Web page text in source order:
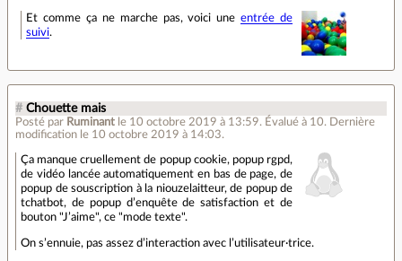
Et comme ça ne marche pas, voici uneentrée de
suivi.
# Chouette mais
Posté par Ruminant le 10 octobre 2019 à 13:59. Évalué à 10. Dernière
modification le 10 octobre 2019 à 14:03.
Ça manque cruellement de popup cookie, popup rgpd,
de vidéo lancée automatiquement en bas de page, de
popup de souscription à la niouzelaitteur, de popup de
tchatbot, de popup d’enquête de satisfaction et de
bouton "J’aime", ce "mode texte".
On s’ennuie, pas assez d’interaction avec l’utilisateur·trice.